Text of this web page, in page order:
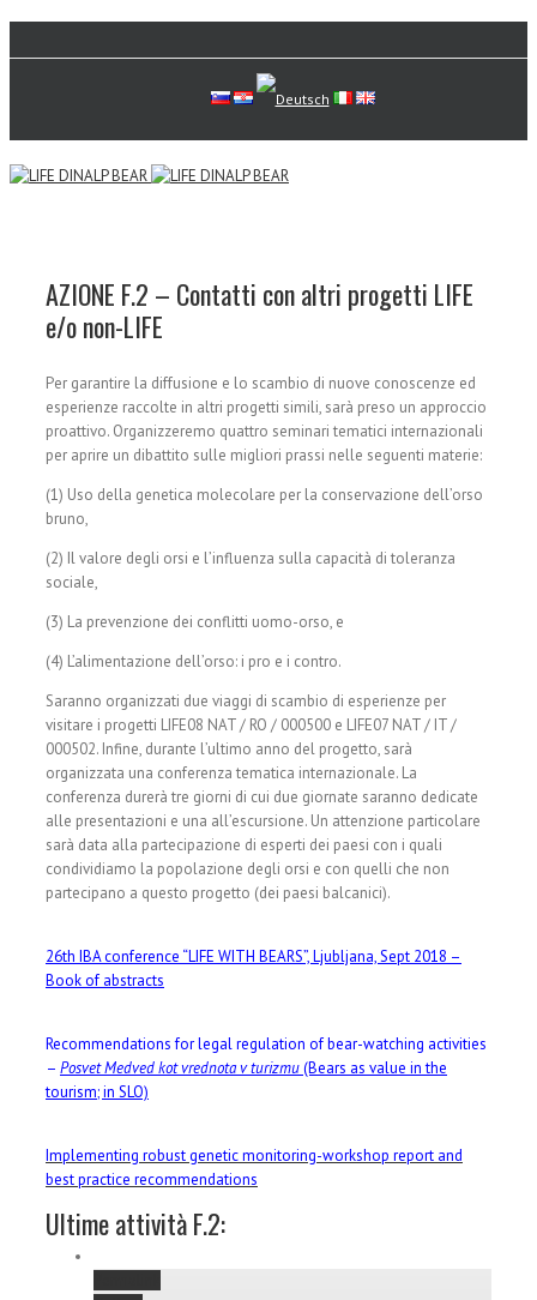
AZIONE F.2 – Contatti con altri progetti LIFE
e/o non-LIFE
Per garantire la diffusione e lo scambio di nuove conoscenze ed
esperienze raccolte in altri progetti simili, sarà preso un approccio
proattivo. Organizzeremo quattro seminari tematici internazionali
per aprire un dibattito sulle migliori prassi nelle seguenti materie:
(1) Uso della genetica molecolare per la conservazione dell’orso
bruno,
(2) Il valore degli orsi e l’influenza sulla capacità di toleranza
sociale,
(3) La prevenzione dei conflitti uomo-orso, e
(4) L’alimentazione dell’orso: i pro e i contro.
Saranno organizzati due viaggi di scambio di esperienze per
visitare i progetti LIFE08 NAT / RO / 000500 e LIFE07 NAT / IT /
000502. Infine, durante l’ultimo anno del progetto, sarà
organizzata una conferenza tematica internazionale. La
conferenza durerà tre giorni di cui due giornate saranno dedicate
alle presentazioni e una all’escursione. Un attenzione particolare
sarà data alla partecipazione di esperti dei paesi con i quali
condividiamo la popolazione degli orsi e con quelli che non
partecipano a questo progetto (dei paesi balcanici).
26th IBA conference “LIFE WITH BEARS”, Ljubljana, Sept 2018 –
Book of abstracts
Recommendations for legal regulation of bear-watching activities
– Posvet Medved kot vrednota v turizmu(Bears as value in the
tourism; in SLO)
Implementing robust genetic monitoring-workshop report and
best practice recommendations
Ultime attività F.2: